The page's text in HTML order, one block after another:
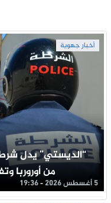
أخبار جهوية
“الديستي” يدل
من أوروربا
5 أغسطس 2026 - 19:36